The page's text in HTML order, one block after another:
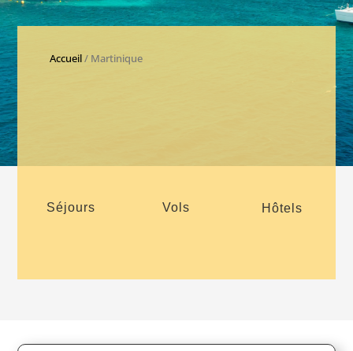
Accueil/ Martinique
Séjours Vols Hôtels